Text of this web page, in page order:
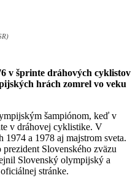
v šprinte dráhových cyklistov
hrách zomrel vo veku
šampiónom, keď v
v dráhovej cyklistike. V
a 1978 aj majstrom sveta.
Slovenského zväzu
Slovenský olympijský a
stránke.